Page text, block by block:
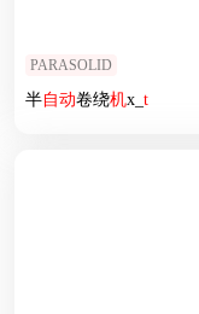
PARASOLID
半自动卷绕机x_ t